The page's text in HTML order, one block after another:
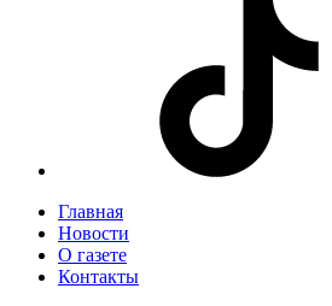
Главная
Новости
О газете
Контакты